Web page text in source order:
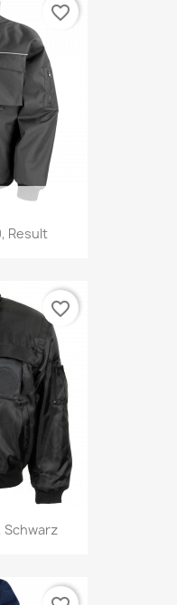
Result
favorite_border
Schwarz
favorite_border